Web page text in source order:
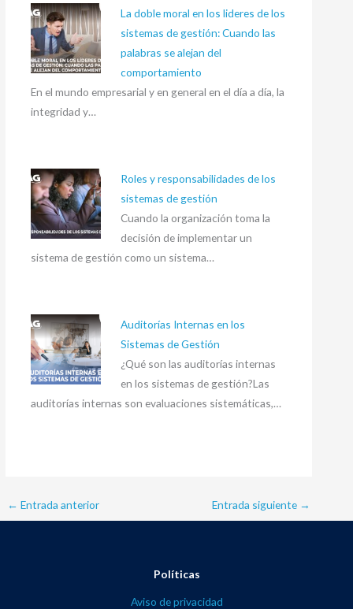
La doble moral en los lideres de los
sistemas de gestión: Cuando las
palabras se alejan del
comportamiento
En el mundo empresarial y en general en el día a día, la
integridad y…
Roles y responsabilidades de los
sistemas de gestión
Cuando la organización toma la
decisión de implementar un
sistema de gestión como un sistema…
Auditorías Internas en los
Sistemas de Gestión
¿Qué son las auditorías internas
en los sistemas de gestión?Las
auditorías internas son evaluaciones sistemáticas,…
← Entrada anterior Entrada siguiente →
Políticas
Aviso de privacidad